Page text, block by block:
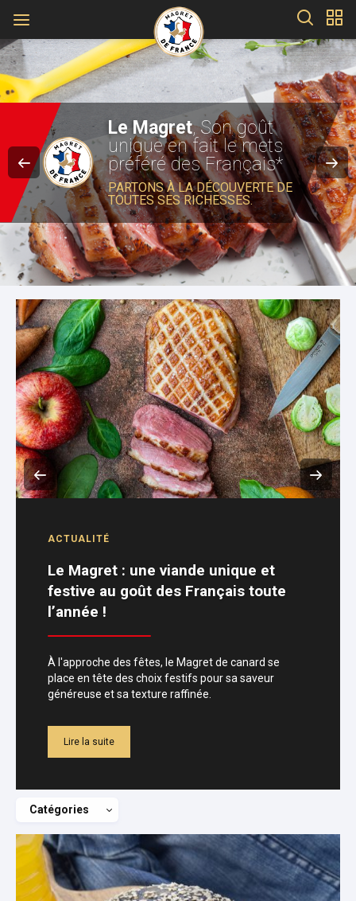
Le Magret, Son goût
unique en fait le mets
préféré des Français*
PARTONS À LA DÉCOUVERTE DE
TOUTES SES RICHESSES.
ACTUALITÉ
Le Magret : une viande unique et
festive au goût des Français toute
l’année !
À l'approche des fêtes, le Magret de canard se
place en tête des choix festifs pour sa saveur
généreuse et sa texture raffinée.
Lire la suite
Catégories